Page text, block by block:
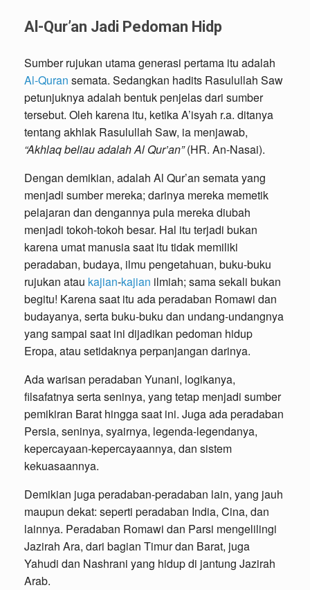
Al-Qur’an Jadi Pedoman Hidp
Sumber rujukan utama generasi pertama itu adalah
Al-Quran semata. Sedangkan hadits Rasulullah Saw
petunjuknya adalah bentuk penjelas dari sumber
tersebut. Oleh karena itu, ketika A’isyah r.a. ditanya
tentang akhlak Rasulullah Saw, ia menjawab,
“Akhlaq beliau adalah Al Qur’an”(HR. An-Nasai).
Dengan demikian, adalah Al Qur’an semata yang
menjadi sumber mereka; darinya mereka memetik
pelajaran dan dengannya pula mereka diubah
menjadi tokoh-tokoh besar. Hal itu terjadi bukan
karena umat manusia saat itu tidak memiliki
peradaban, budaya, ilmu pengetahuan, buku-buku
rujukan atau kajian-kajian ilmiah; sama sekali bukan
begitu! Karena saat itu ada peradaban Romawi dan
budayanya, serta buku-buku dan undang-undangnya
yang sampai saat ini dijadikan pedoman hidup
Eropa, atau setidaknya perpanjangan darinya.
Ada warisan peradaban Yunani, logikanya,
filsafatnya serta seninya, yang tetap menjadi sumber
pemikiran Barat hingga saat ini. Juga ada peradaban
Persia, seninya, syairnya, legenda-legendanya,
kepercayaan-kepercayaannya, dan sistem
kekuasaannya.
Demikian juga peradaban-peradaban lain, yang jauh
maupun dekat: seperti peradaban India, Cina, dan
lainnya. Peradaban Romawi dan Parsi mengelilingi
Jazirah Ara, dari bagian Timur dan Barat, juga
Yahudi dan Nashrani yang hidup di jantung Jazirah
Arab.